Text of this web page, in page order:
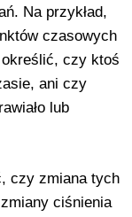
Na przykład,
czasowych
czy ktoś
ani czy
lub
czy zmiana tych
ciśnienia